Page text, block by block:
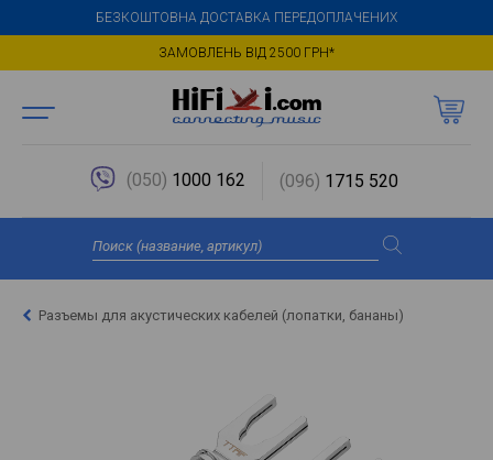
БЕЗКОШТОВНА ДОСТАВКА ПЕРЕДОПЛАЧЕНИХ
ЗАМОВЛЕНЬ ВІД 2500 ГРН*
(050) 1000 162 (096) 1715 520
Разъемы для акустических кабелей (лопатки, бананы)